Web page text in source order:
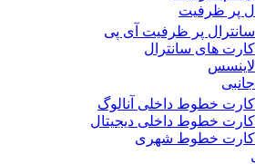
ظرفیت
پر ظرفیت آی پی
های سانترال
خطوط داخلی آنالوگ
خطوط داخلی دیجیتال
خطوط شهری